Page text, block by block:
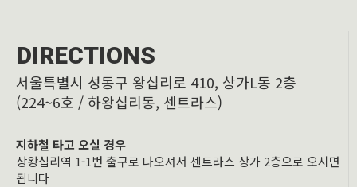
DIRECTIONS
서울특별시 성동구 왕십리로 410, 상가L동 2층
(224~6호 / 하왕십리동, 센트라스)
지하철 타고 오실 경우
상왕십리역 1-1번 출구로 나오셔서 센트라스 상가 2층으로 오시면
됩니다